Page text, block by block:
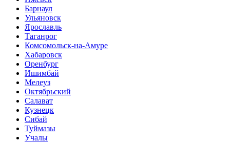
Барнаул
Ульяновск
Ярославль
Таганрог
Комсомольск-на-Амуре
Хабаровск
Оренбург
Ишимбай
Мелеуз
Октябрьский
Салават
Кузнецк
Сибай
Туймазы
Учалы